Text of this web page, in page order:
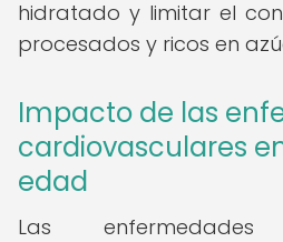
hidratado y limitar el
procesados y ricos en
Impacto de las
cardiovasculares
edad
Las enfermedades